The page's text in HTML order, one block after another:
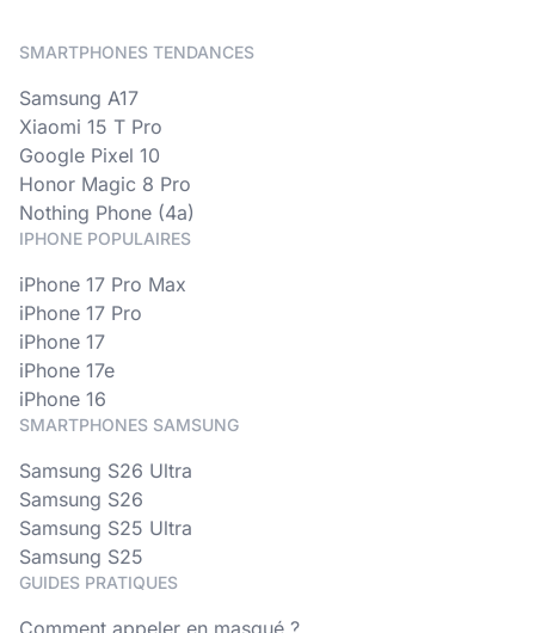
SMARTPHONES TENDANCES
Samsung A17
Xiaomi 15 T Pro
Google Pixel 10
Honor Magic 8 Pro
Nothing Phone (4a)
IPHONE POPULAIRES
iPhone 17 Pro Max
iPhone 17 Pro
iPhone 17
iPhone 17e
iPhone 16
SMARTPHONES SAMSUNG
Samsung S26 Ultra
Samsung S26
Samsung S25 Ultra
Samsung S25
GUIDES PRATIQUES